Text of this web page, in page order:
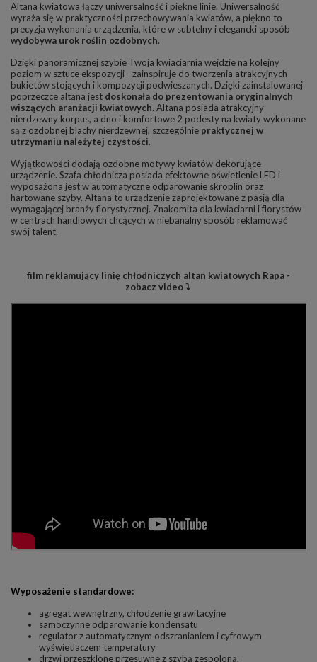
Altana kwiatowa łączy uniwersalność i piękne linie. Uniwersalność
wyraża się w praktyczności przechowywania kwiatów, a piękno to
precyzja wykonania urządzenia, które w subtelny i elegancki sposób
wydobywa urok roślin ozdobnych.
Dzięki panoramicznej szybie Twoja kwiaciarnia wejdzie na kolejny
poziom w sztuce ekspozycji - zainspiruje do tworzenia atrakcyjnych
bukietów stojących i kompozycji podwieszanych. Dzięki zainstalowanej
poprzeczce altana jest doskonała do prezentowania oryginalnych
wiszących aranżacji kwiatowych. Altana posiada atrakcyjny
nierdzewny korpus, a dno i komfortowe 2 podesty na kwiaty wykonane
są z ozdobnej blachy nierdzewnej, szczególnie praktycznej w
utrzymaniu należytej czystości.
Wyjątkowości dodają ozdobne motywy kwiatów dekorujące
urządzenie. Szafa chłodnicza posiada efektowne oświetlenie LED i
wyposażona jest w automatyczne odparowanie skroplin oraz
hartowane szyby. Altana to urządzenie zaprojektowane z pasją dla
wymagającej branży florystycznej. Znakomita dla kwiaciarni i florystów
w centrach handlowych chcących w niebanalny sposób reklamować
swój talent.
film reklamujący linię chłodniczych altan kwiatowych Rapa -
zobacz video ⤵
Wyposażenie standardowe:
agregat wewnętrzny, chłodzenie grawitacyjne
samoczynne odparowanie kondensatu
regulator z automatycznym odszranianiem i cyfrowym
wyświetlaczem temperatury
drzwi przeszklone przesuwne z szybą zespoloną,